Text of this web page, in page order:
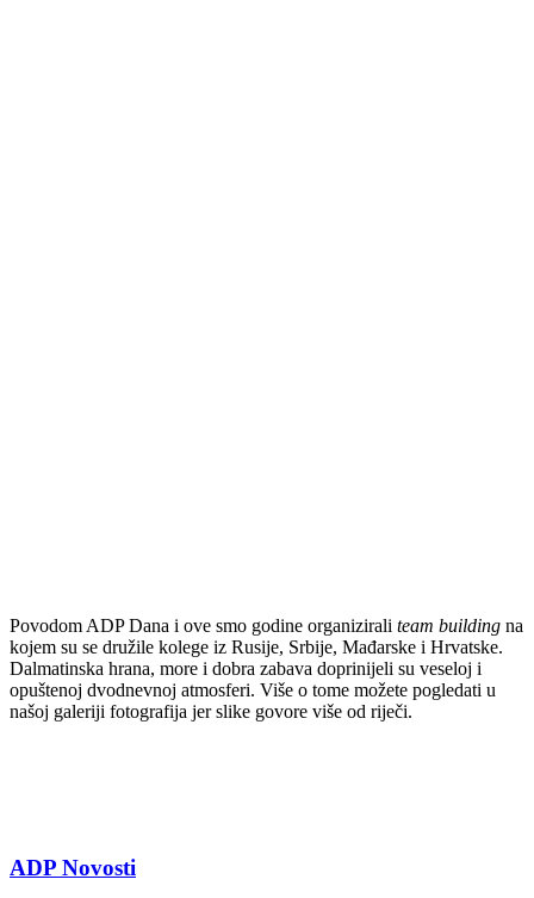
Povodom ADP Dana i ove smo godine organizirali team building na
kojem su se družile kolege iz Rusije, Srbije, Mađarske i Hrvatske.
Dalmatinska hrana, more i dobra zabava doprinijeli su veseloj i
opuštenoj dvodnevnoj atmosferi. Više o tome možete pogledati u
našoj galeriji fotografija jer slike govore više od riječi.
ADP Novosti